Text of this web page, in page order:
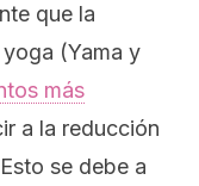
que la
(Yama y
más
a la reducción
se debe a